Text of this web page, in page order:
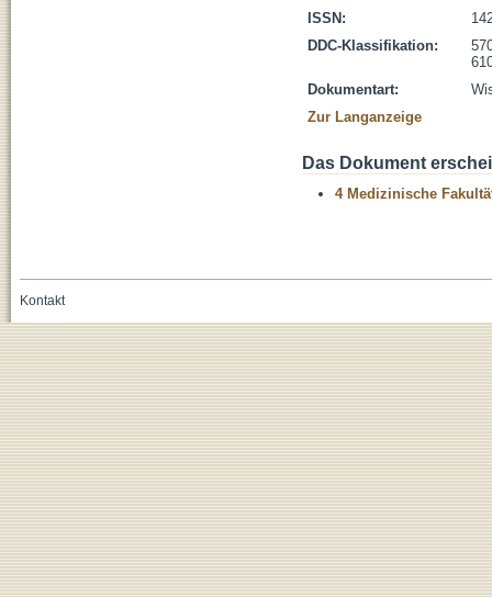
ISSN:
DDC-Klassifikation:
Dokumentart:
Zur Langanzeige
Das Dokument
4 Medizinische
Kontakt